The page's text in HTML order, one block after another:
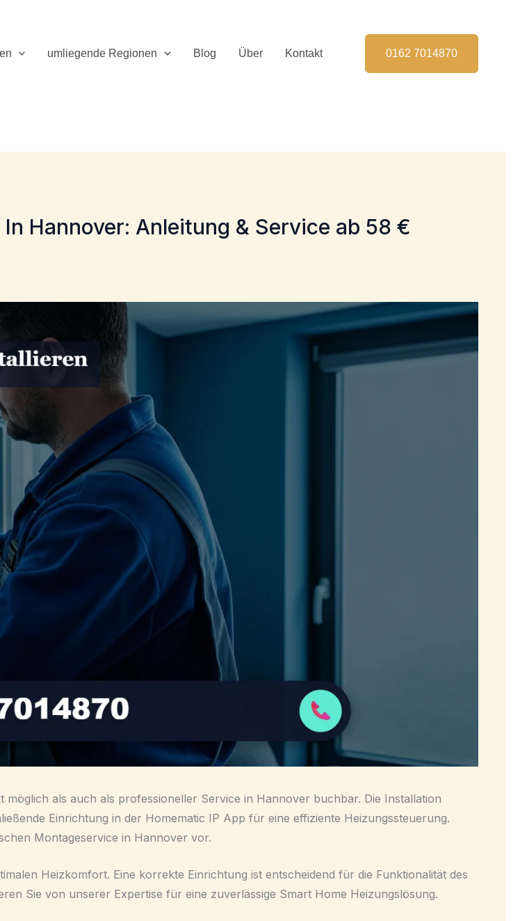
umliegende Regionen Blog Über Kontakt 0162 7014870
Hannover: Anleitung & Service ab 58 €
möglich als auch als professioneller Service in Hannover buchbar. Die Installation
Einrichtung in der Homematic IP App für eine effiziente Heizungssteuerung.
Montageservice in Hannover vor.
Heizkomfort. Eine korrekte Einrichtung ist entscheidend für die Funktionalität des
Sie von unserer Expertise für eine zuverlässige Smart Home Heizungslösung.